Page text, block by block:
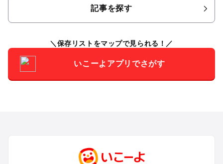
記事を探す
保存リストをマップで見られる！
いこーよアプリでさがす